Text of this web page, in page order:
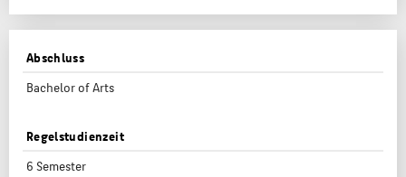
Abschluss
Bachelorof Arts
Regelstudienzeit
6 Semester